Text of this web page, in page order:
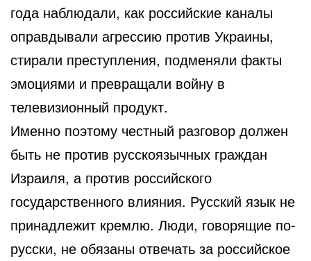
года наблюдали, как российские каналы
оправдывали агрессию против Украины,
стирали преступления, подменяли факты
эмоциями и превращали войну в
телевизионный продукт.
Именно поэтому честный разговор должен
быть не против русскоязычных граждан
Израиля, а против российского
государственного влияния. Русский язык не
принадлежит кремлю. Люди, говорящие по-
русски, не обязаны отвечать за российское